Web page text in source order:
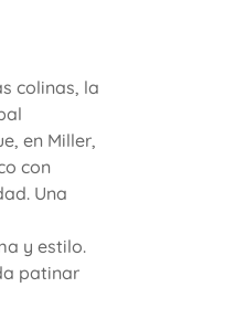
colinas, la
en Miller,
con
Una
y estilo.
patinar